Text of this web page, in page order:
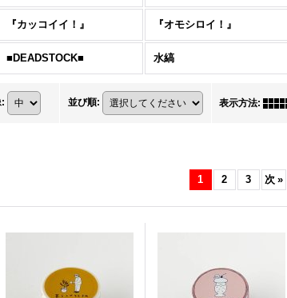
『カッコイイ！』 『オモシロイ！』
■DEADSTOCK■ 水縞
: 並び順: 表示方法:
1 2 3 次 »